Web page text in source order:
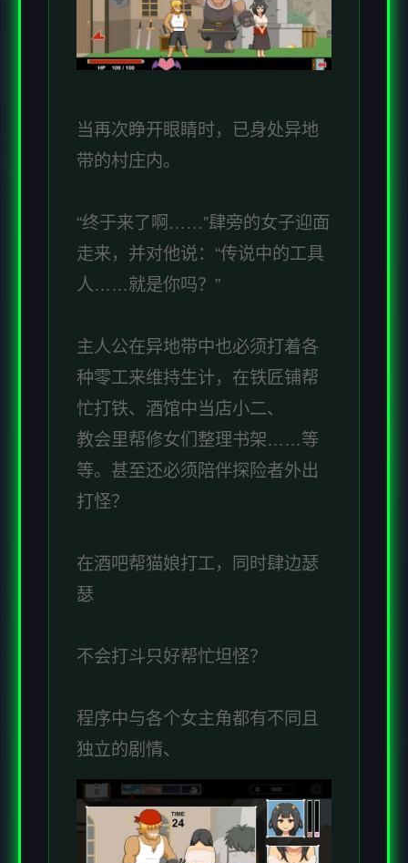
当再次睁开眼睛时，已身处异地
带的村庄内。
“终于来了啊……”肆旁的女子迎面
走来，并对他说：“传说中的工具
人……就是你吗？”
主人公在异地带中也必须打着各
种零工来维持生计，在铁匠铺帮
忙打铁、酒馆中当店小二、
教会里帮修女们整理书架……等
等。甚至还必须陪伴探险者外出
打怪？
在酒吧帮猫娘打工，同时肆边瑟
瑟
不会打斗只好帮忙坦怪？
程序中与各个女主角都有不同且
独立的剧情、